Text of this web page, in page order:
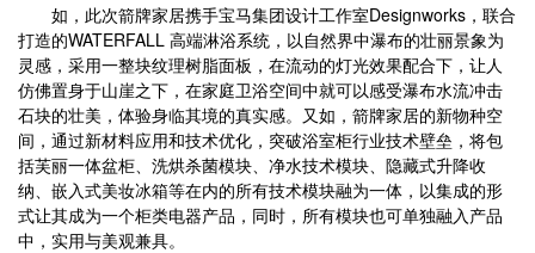
如，此次箭牌家居携手宝马集团设计工作室Designworks，联合
打造的WATERFALL 高端淋浴系统，以自然界中瀑布的壮丽景象为
灵感，采用一整块纹理树脂面板，在流动的灯光效果配合下，让人
仿佛置身于山崖之下，在家庭卫浴空间中就可以感受瀑布水流冲击
石块的壮美，体验身临其境的真实感。又如，箭牌家居的新物种空
间，通过新材料应用和技术优化，突破浴室柜行业技术壁垒，将包
括芙丽一体盆柜、洗烘杀菌模块、净水技术模块、隐藏式升降收
纳、嵌入式美妆冰箱等在内的所有技术模块融为一体，以集成的形
式让其成为一个柜类电器产品，同时，所有模块也可单独融入产品
中，实用与美观兼具。